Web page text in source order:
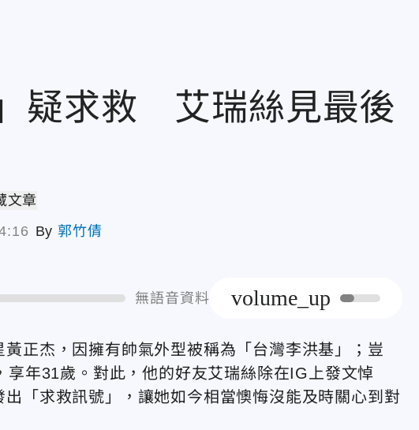
疑求救 艾瑞絲見最後
文章
By郭竹倩
無語音資料 volume_up
黃正杰，因擁有帥氣外型被稱為「台灣李洪基」；豈
年31歲。對此，他的好友艾瑞絲除在IG上發文悼
「求救訊號」，讓她如今相當懊悔沒能及時關心到對